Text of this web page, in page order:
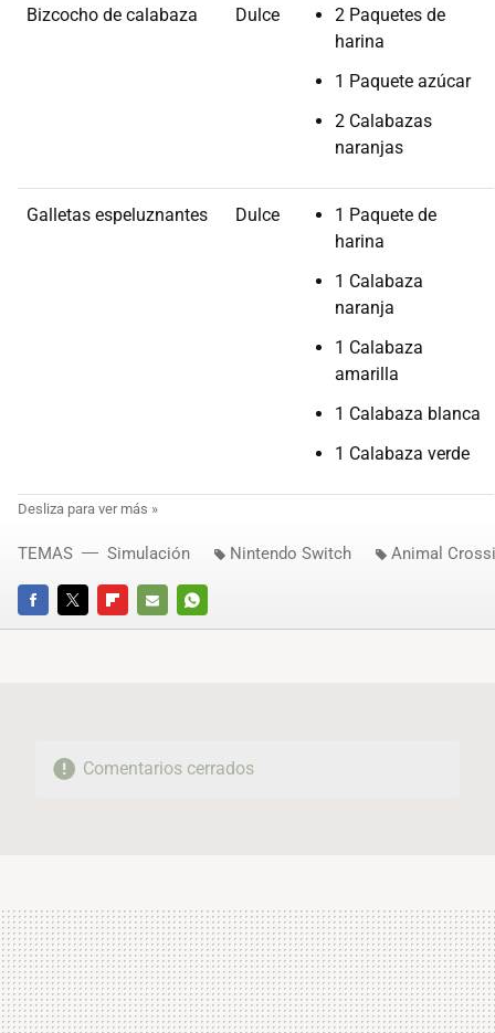
Bizcocho de calabaza Dulce
2 Paquetes de
harina
1 Paquete azúcar
2 Calabazas
naranjas
Galletas espeluznantes Dulce
1 Paquete de
harina
1 Calabaza
naranja
1 Calabaza
amarilla
1 Calabaza blanca
1 Calabaza verde
FACEBOOKTWITTERFLIPBOARD
E-
WHATSAPP
TEMAS Simulación Nintendo Switch Animal
Comentarios cerrados